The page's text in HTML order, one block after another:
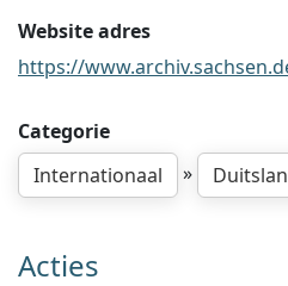
Website adres
https://
Categorie
Internationaal
»
Acties